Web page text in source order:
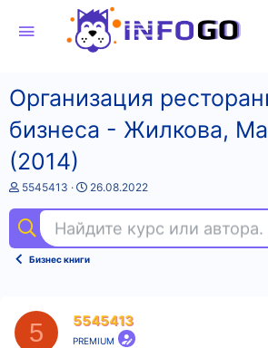
Организация
бизнеса - Жилкова,
(2014)
А
т
о
т
5545413
Д
а
н
а
а
26.08.2022
Бизнес книги
5 5545413
PREMIUM